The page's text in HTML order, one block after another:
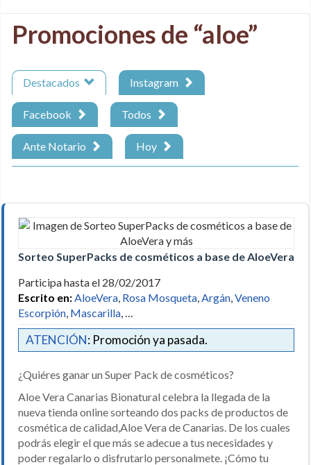
Promociones de “aloe”
Destacados Instagram
Facebook Todos
Ante Notario Hoy
Sorteo SuperPacks de cosméticos a base de AloeVera y
Participa hasta el 28/02/2017
Escrito en:AloeVera, Rosa Mosqueta,Argán,Veneno
Escorpión, Mascarilla, …
ATENCIÓN: Promoción ya pasada.
¿Quiéres ganar un Super Pack de cosméticos?
Aloe Vera Canarias Bionatural celebra la llegada de la
nueva tienda online sorteando dos packs de productos de
cosmética de calidad,Aloe Vera de Canarias. De los cuales
podrás elegir el que más se adecue a tus necesidades y
poder regalarlo o disfrutarlo personalmete. ¡Cómo tu